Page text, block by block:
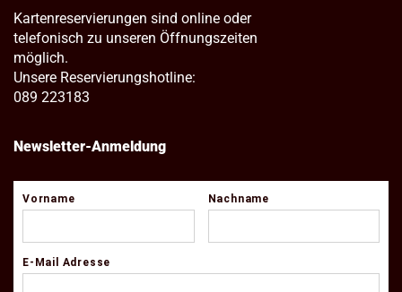
Kartenreservierungen sind online oder
telefonisch zu unseren Öffnungszeiten
möglich.
Unsere Reservierungshotline:
089 223183
Newsletter-Anmeldung